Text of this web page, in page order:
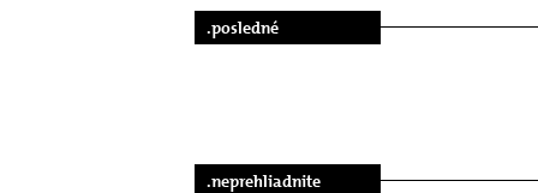
.posledné
.neprehliadnite